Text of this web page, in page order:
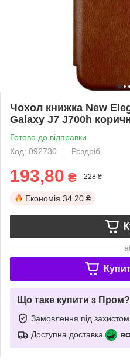
Чохол книжка New
Galaxy J7 J700h
Готово до відправки
Код: 092730
Роздріб
193,80 ₴ 228 ₴
Економія 34.20 ₴
Що таке купити з Пром?
Замовлення під захистом
Доступна доставка